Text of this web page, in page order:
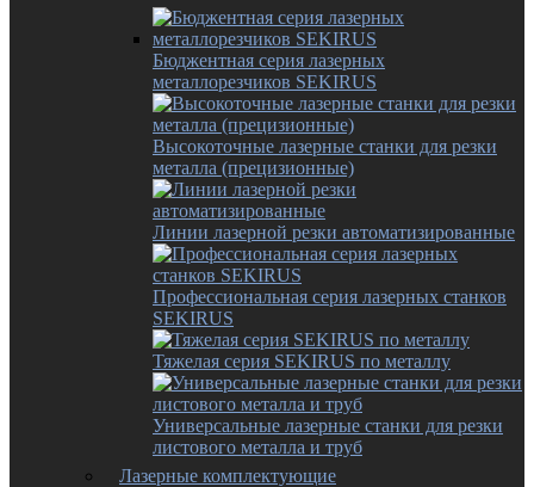
Бюджентная серия лазерных
металлорезчиков SEKIRUS
Высокоточные лазерные станки для резки
металла (прецизионные)
Линии лазерной резки автоматизированные
Профессиональная серия лазерных станков
SEKIRUS
Тяжелая серия SEKIRUS по металлу
Универсальные лазерные станки для резки
листового металла и труб
Лазерные комплектующие